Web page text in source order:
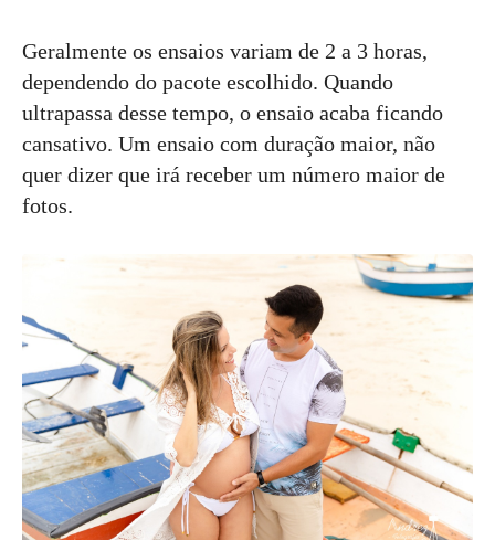
Geralmente os ensaios variam de 2 a 3 horas,
dependendo do pacote escolhido. Quando
ultrapassa desse tempo, o ensaio acaba ficando
cansativo. Um ensaio com duração maior, não
quer dizer que irá receber um número maior de
fotos.